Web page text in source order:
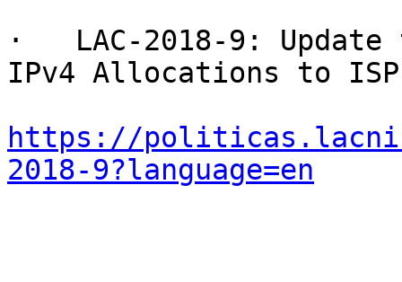
·   LAC-2018-9:
IPv4 Allocations to
https://
2018-9?language=en